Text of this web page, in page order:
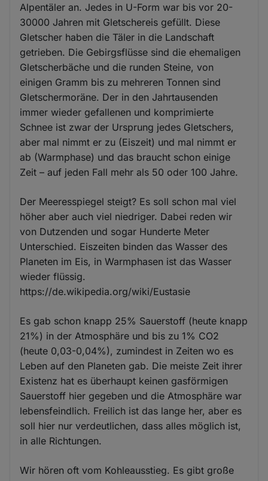
Alpentäler an. Jedes in U-Form war bis vor 20-
30000 Jahren mit Gletschereis gefüllt. Diese
Gletscher haben die Täler in die Landschaft
getrieben. Die Gebirgsflüsse sind die ehemaligen
Gletscherbäche und die runden Steine, von
einigen Gramm bis zu mehreren Tonnen sind
Gletschermoräne. Der in den Jahrtausenden
immer wieder gefallenen und komprimierte
Schnee ist zwar der Ursprung jedes Gletschers,
aber mal nimmt er zu (Eiszeit) und mal nimmt er
ab (Warmphase) und das braucht schon einige
Zeit – auf jeden Fall mehr als 50 oder 100 Jahre.
Der Meeresspiegel steigt? Es soll schon mal viel
höher aber auch viel niedriger. Dabei reden wir
von Dutzenden und sogar Hunderte Meter
Unterschied. Eiszeiten binden das Wasser des
Planeten im Eis, in Warmphasen ist das Wasser
wieder flüssig.
https://de.wikipedia.org/wiki/Eustasie
Es gab schon knapp 25% Sauerstoff (heute knapp
21%) in der Atmosphäre und bis zu 1% CO2
(heute 0,03-0,04%), zumindest in Zeiten wo es
Leben auf den Planeten gab. Die meiste Zeit ihrer
Existenz hat es überhaupt keinen gasförmigen
Sauerstoff hier gegeben und die Atmosphäre war
lebensfeindlich. Freilich ist das lange her, aber es
soll hier nur verdeutlichen, dass alles möglich ist,
in alle Richtungen.
Wir hören oft vom Kohleausstieg. Es gibt große